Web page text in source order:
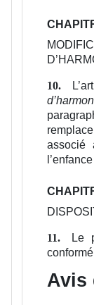
10.
11.
Le
Avis